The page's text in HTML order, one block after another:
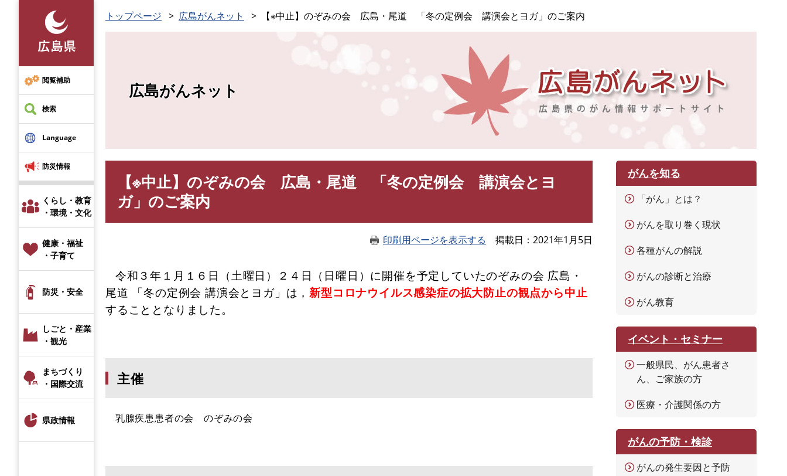
先
頭
で
す
閲覧補助
検索
Language
防災情報
くらし・教育
・環境・文化
健康・福祉
・子育て
防災・安全
しごと・産業
・観光
まちづくり
・国際交流
県政情報
トップページ 広島がんネット 【※中止】のぞみの会 広島・尾道 「冬の定例会 講演会とヨガ」のご案内
広島がんネット
【※中止】のぞみの会 広島・尾道 「冬の定例会 講演会とヨ
ガ」のご案内
印刷用ページを表示する 掲載日 2021年1月5日
令和３年１月１６日（土曜日）２４日（日曜日）に開催を予定していたのぞみの会 広島・
尾道 「冬の定例会 講演会とヨガ」は，新型コロナウイルス感染症の拡大防止の観点から中止
することとなりました。
主催
乳腺疾患患者の会 のぞみの会
がんを知る
「がん」とは？
がんを取り巻く現状
各種がんの解説
がんの診断と治療
がん教育
イベント・セミナー
一般県民、がん患者さ
ん、ご家族の方
医療・介護関係の方
がんの予防・検診
がんの発生要因と予防